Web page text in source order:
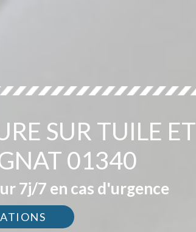
SUR TUILE ET
01340
7j/7 en cas d'urgence